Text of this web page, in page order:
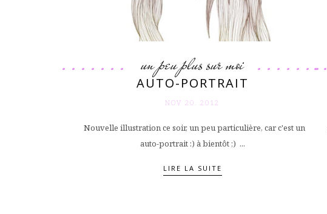
un peu plus sur moi
AUTO-PORTRAIT
NOV 20. 2012
Nouvelle illustration ce soir, un peu particulière, car c'est un
auto-portrait :) à bientôt ;) ...
LIRE LA SUITE